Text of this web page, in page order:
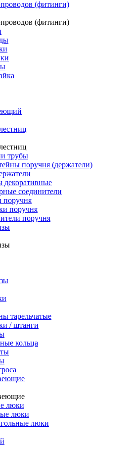
(фитинги)
(фитинги)
трубы
поручня (держатели)
декоративные
соединители
поручня
поручня
поручня
тарельчатые
/ штанги
кольца
люки
люки
люки